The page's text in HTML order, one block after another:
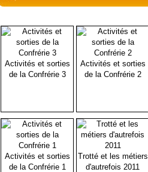
Activités et sorties
de la Confrérie 3
Activités et sorties
de la Confrérie 2
Activités et sorties
de la Confrérie 1
Trotté et les métiers
d'autrefois 2011